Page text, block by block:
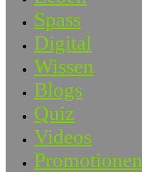
Spass
Digital
Wissen
Blogs
Quiz
Videos
Promotionen